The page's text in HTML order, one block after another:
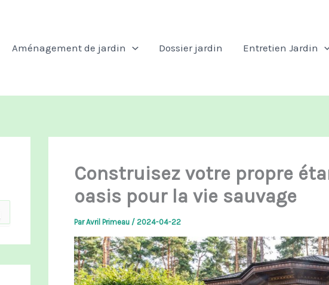
Aménagement de jardin Dossier jardin Entretien Jardin
Construisez votre propre
oasis pour la vie sauvage
ParAvril Primeau / 2024-04-22